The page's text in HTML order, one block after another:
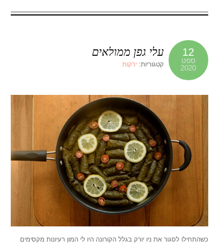
12
ספט
2020
עלי גפן ממולאים
קטגוריות:ירקות
כשהתחילו לסגור את ניו יורק בגלל הקורונה היו לי המון רעיונות מקסימים